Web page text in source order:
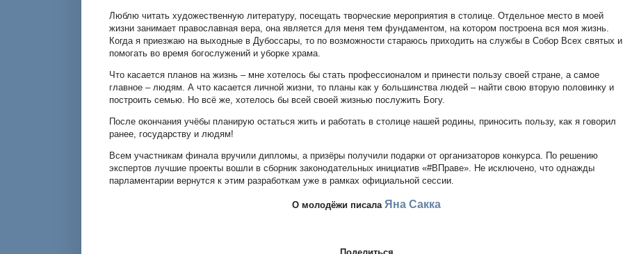
Люблю читать художественную литературу, посещать творческие мероприятия в столице. Отдельное место в моей
жизни занимает православная вера, она является для меня тем фундаментом, на котором построена вся моя жизнь.
Когда я приезжаю на выходные в Дубоссары, то по возможности стараюсь приходить на службы в Собор Всех святых и
помогать во время богослужений и уборке храма.
Что касается планов на жизнь – мне хотелось бы стать профессионалом и принести пользу своей стране, а самое
главное – людям. А что касается личной жизни, то планы как у большинства людей – найти свою вторую половинку и
построить семью. Но всё же, хотелось бы всей своей жизнью послужить Богу.
После окончания учёбы планирую остаться жить и работать в столице нашей родины, приносить пользу, как я говорил
ранее, государству и людям!
Всем участникам финала вручили дипломы, а призёры получили подарки от организаторов конкурса. По решению
экспертов лучшие проекты вошли в сборник законодательных инициатив «#ВПраве». Не исключено, что однажды
парламентарии вернутся к этим разработкам уже в рамках официальной сессии.
О молодёжи писала Яна Сакка